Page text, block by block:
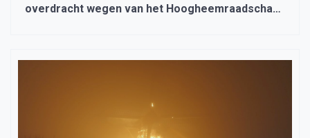
overdracht wegen van het Hoogheemraadschap